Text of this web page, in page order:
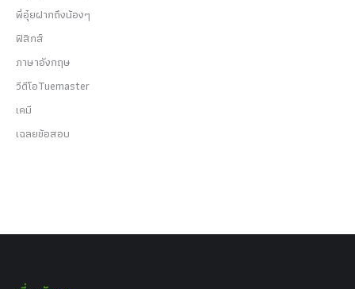
พี่อุ๋ยฝากถึงน้องๆ
ฟิสิกส์
ภาษาอังกฤษ
วีดีโอTuemaster
เคมี
เฉลยข้อสอบ